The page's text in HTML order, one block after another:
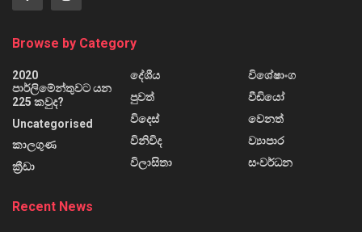
Browse by Category
2020
පාර්ලිමේන්තුවට යන
225 කවුද?
Uncategorised
කාලගුණ
ක්‍රීඩා
දේශීය
පුවත්
විදෙස්
විනිවිද
විලාසිතා
විශේෂාංග
වීඩියෝ
වෙනත්
ව්‍යාපාර
සංවර්ධන
Recent News